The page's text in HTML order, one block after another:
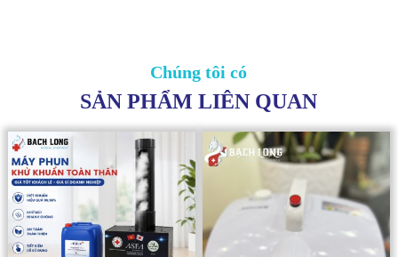
Chúng tôi có
SẢN PHẨM LIÊN QUAN